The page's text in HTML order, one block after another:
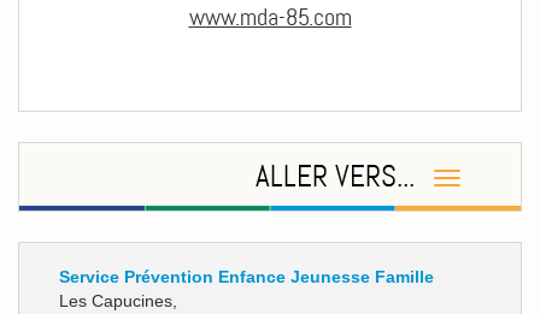
www.mda-85.com
ALLER VERS...
[Vie/Jeun]
Contacts
Service Prévention Enfance Jeunesse Famille
Les Capucines,